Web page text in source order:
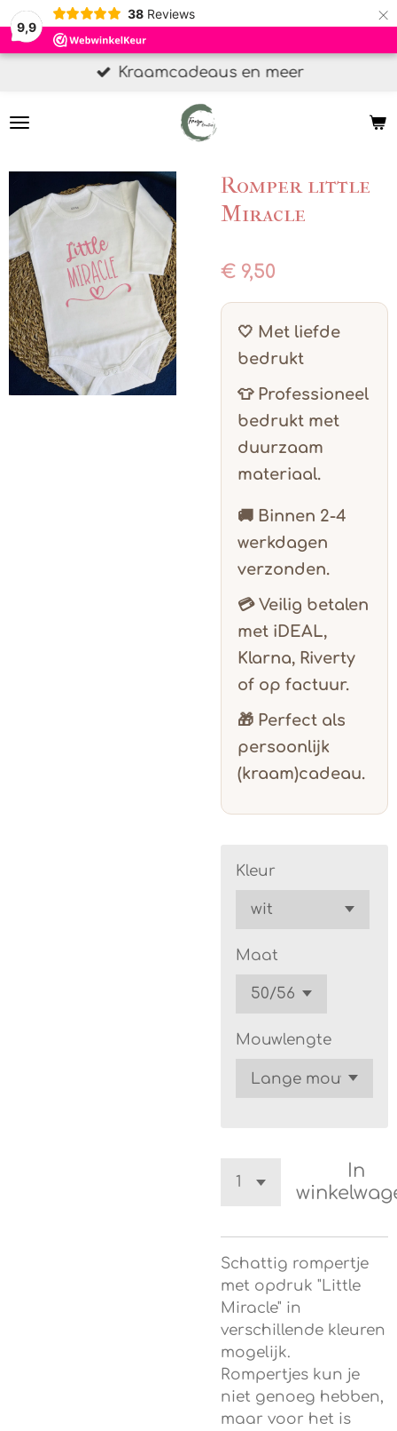
9,9
38 Reviews ×
Kraamcadeaus en meer
Romper little
Miracle
€ 9,50
🤍 Met liefde
bedrukt
👕 Professioneel
bedrukt met
duurzaam
materiaal.
🚚 Binnen 2-4
werkdagen
verzonden.
💳 Veilig betalen
met iDEAL,
Klarna, Riverty
of op factuur.
🎁 Perfect als
persoonlijk
(kraam)cadeau.
Kleur
Maat
Mouwlengte
In
Schattig rompertje
met opdruk "Little
Miracle" in
verschillende kleuren
mogelijk.
Rompertjes kun je
niet genoeg hebben,
maar voor het is